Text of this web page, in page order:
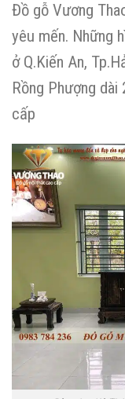
Đồ gỗ Vương
yêu mến. Những
ở Q.Kiến An,
Rồng Phượng
cấp